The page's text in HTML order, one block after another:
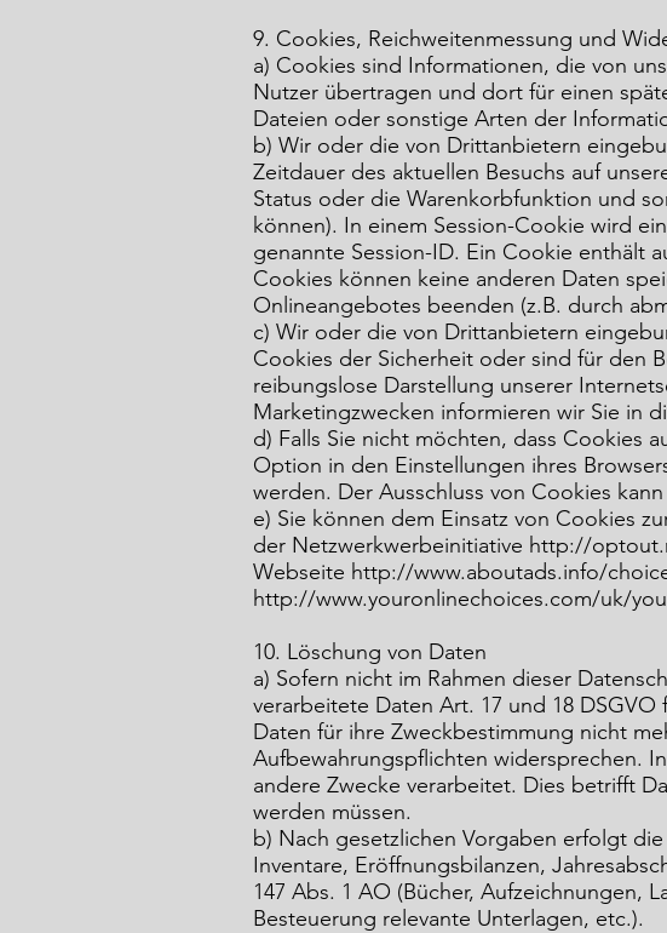
9. Cookies, Reichweitenmessung und
a) Cookies sind Informationen, die von
Nutzer übertragen und dort für einen
Dateien oder sonstige Arten der
b) Wir oder die von Drittanbietern
Zeitdauer des aktuellen Besuchs auf
Status oder die Warenkorbfunktion und
können). In einem Session-Cookie wird
genannte Session-ID. Ein Cookie enthält
Cookies können keine anderen Daten
Onlineangebotes beenden (z.B. durch
c) Wir oder die von Drittanbietern
Cookies der Sicherheit oder sind für den
reibungslose Darstellung unserer
Marketingzwecken informieren wir Sie in
d) Falls Sie nicht möchten, dass Cookies
Option in den Einstellungen ihres
werden. Der Ausschluss von Cookies
e) Sie können dem Einsatz von Cookies
der Netzwerkwerbeinitiative http://
Webseite http://www.aboutads.info/
http://www.youronlinechoices.com/uk/
10. Löschung von Daten
a) Sofern nicht im Rahmen dieser
verarbeitete Daten Art. 17 und 18
Daten für ihre Zweckbestimmung nicht
Aufbewahrungspflichten widersprechen.
andere Zwecke verarbeitet. Dies betrifft
werden müssen.
b) Nach gesetzlichen Vorgaben erfolgt
Inventare, Eröffnungsbilanzen,
147 Abs. 1 AO (Bücher, Aufzeichnungen,
Besteuerung relevante Unterlagen, etc.).